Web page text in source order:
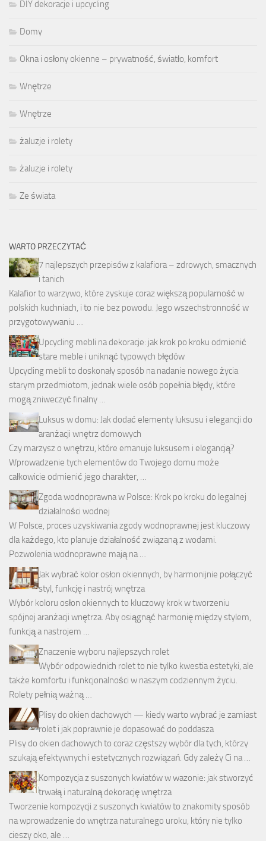
DIY dekoracje i upcycling
Domy
Okna i osłony okienne – prywatność, światło, komfort
Wnętrze
Wnętrze
żaluzje i rolety
żaluzje i rolety
Ze świata
WARTO PRZECZYTAĆ
7 najlepszych przepisów z kalafiora – zdrowych, smacznych
i tanich
Kalafior to warzywo, które zyskuje coraz większą popularność w
polskich kuchniach, i to nie bez powodu. Jego wszechstronność w
przygotowywaniu …
Upcycling mebli na dekoracje: jak krok po kroku odmienić
stare meble i uniknąć typowych błędów
Upcycling mebli to doskonały sposób na nadanie nowego życia
starym przedmiotom, jednak wiele osób popełnia błędy, które
mogą zniweczyć finalny …
Luksus w domu: Jak dodać elementy luksusu i elegancji do
aranżacji wnętrz domowych
Czy marzysz o wnętrzu, które emanuje luksusem i elegancją?
Wprowadzenie tych elementów do Twojego domu może
całkowicie odmienić jego charakter, …
Zgoda wodnoprawna w Polsce: Krok po kroku do legalnej
działalności wodnej
W Polsce, proces uzyskiwania zgody wodnoprawnej jest kluczowy
dla każdego, kto planuje działalność związaną z wodami.
Pozwolenia wodnoprawne mają na …
Jak wybrać kolor osłon okiennych, by harmonijnie połączyć
styl, funkcję i nastrój wnętrza
Wybór koloru osłon okiennych to kluczowy krok w tworzeniu
spójnej aranżacji wnętrza. Aby osiągnąć harmonię między stylem,
funkcją a nastrojem …
Znaczenie wyboru najlepszych rolet
Wybór odpowiednich rolet to nie tylko kwestia estetyki, ale
także komfortu i funkcjonalności w naszym codziennym życiu.
Rolety pełnią ważną …
Plisy do okien dachowych — kiedy warto wybrać je zamiast
rolet i jak poprawnie je dopasować do poddasza
Plisy do okien dachowych to coraz częstszy wybór dla tych, którzy
szukają efektywnych i estetycznych rozwiązań. Gdy zależy Ci na …
Kompozycja z suszonych kwiatów w wazonie: jak stworzyć
trwałą i naturalną dekorację wnętrza
Tworzenie kompozycji z suszonych kwiatów to znakomity sposób
na wprowadzenie do wnętrza naturalnego uroku, który nie tylko
cieszy oko, ale …